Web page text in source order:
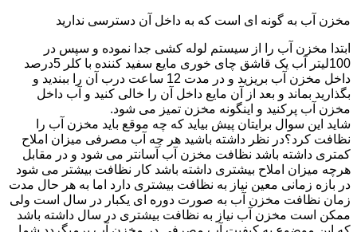
مخزن آب به گونه ای است که به داخل آن دسترسی ندارید
ابتدا مخزن آب را از سیستم لوله کشی جدا نموده و سپس در
100لیتر آب یک قاشق چای خوری مایع سفید کننده با کلر 5درصد
داخل مخزن آب بریزید و در مدت 12 ساعت درب آن را ببندید و
بگذارید بماند و بعد از آن مایع داخل آن را خالی کنید و آب داخل
مخزن آب پرکنید و اینگونه مخزن تمیز می شود.
شاید این سوال برایتان پیش بیاید که چه موقع باید مخزن آب را
نظافت کرد؟در نظر داشته باشید هر چه آب مصرفی میزان املاح
کمتری داشته باشد نظافت مخزن آب آسانتر می شود و در مقابل
هرچه میزان املاح بیشتری داشته باشد کار نظافت بیشتر می شود
در بازه زمانی معین نیاز به نظافت بیشتری دارد اما به هر حال مدت
زمان نظافت مخزن آب به صورت دوره ای یکبار در سال است ولی
ممکن است مخزن آب نیاز به نظافت بیشتری در سال داشته باشد